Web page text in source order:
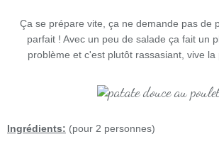
Ça se prépare vite, ça ne demande pas de
parfait ! Avec un peu de salade ça fait un
problème et c'est plutôt rassasiant, vive
Ingrédients: (pour 2 personnes)